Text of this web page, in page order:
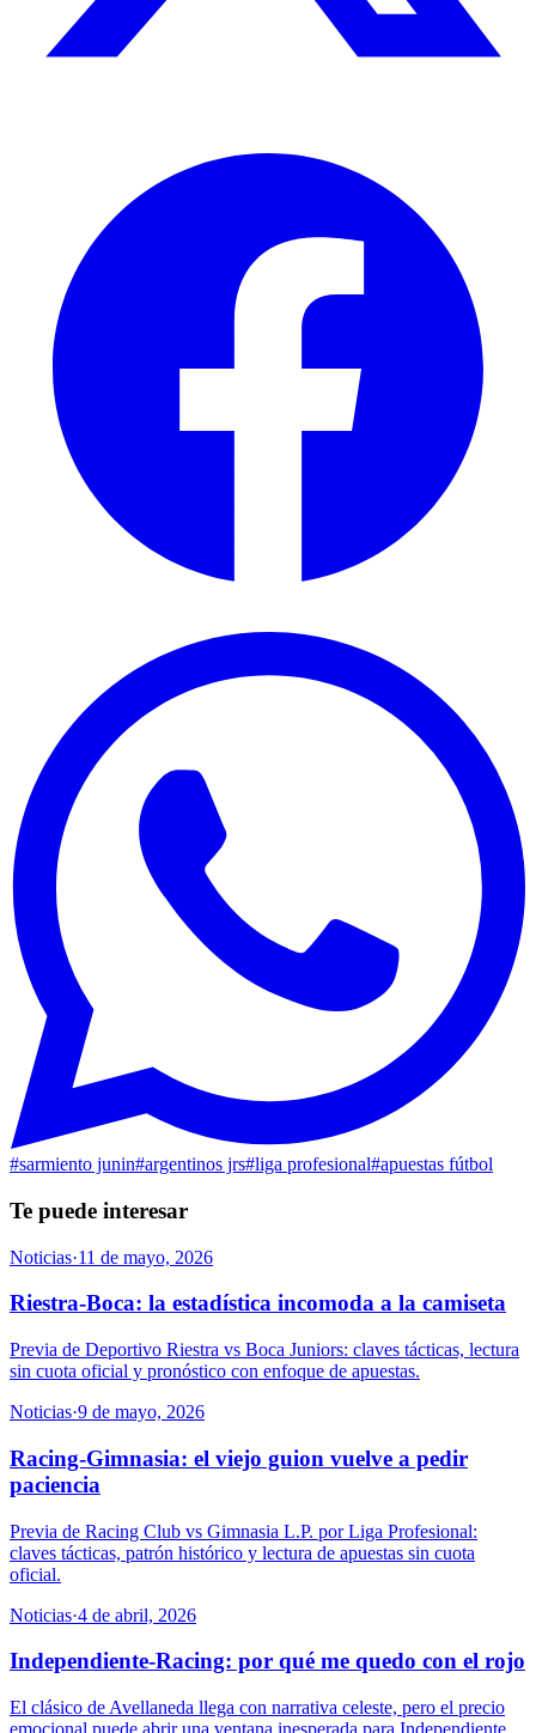
#sarmiento junin#argentinos jrs#liga profesional#apuestas fútbol
Te puede interesar
Noticias·11 de mayo, 2026
Riestra-Boca: la estadística incomoda a la camiseta
Previa de Deportivo Riestra vs Boca Juniors: claves tácticas, lectura
sin cuota oficial y pronóstico con enfoque de apuestas.
Noticias·9 de mayo, 2026
Racing-Gimnasia: el viejo guion vuelve a pedir
paciencia
Previa de Racing Club vs Gimnasia L.P. por Liga Profesional:
claves tácticas, patrón histórico y lectura de apuestas sin cuota
oficial.
Noticias·4 de abril, 2026
Independiente-Racing: por qué me quedo con el rojo
El clásico de Avellaneda llega con narrativa celeste, pero el precio
emocional puede abrir una ventana inesperada para Independiente